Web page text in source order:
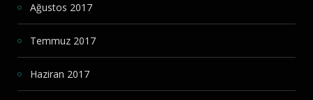
Ağustos 2017
Temmuz 2017
Haziran 2017